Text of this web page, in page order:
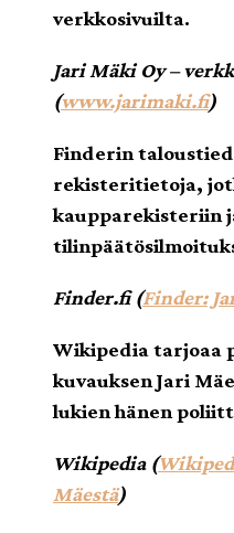
verkkosivuilta.
Jari Mäki Oy –
(www.jarimaki.fi)
Finderin
rekisteritietoja,
kaupparekisteriin
Finder.fi (Finder:
Wikipedia tarjoaa
kuvauksen Jari
lukien hänen
Wikipedia (
Mäestä)